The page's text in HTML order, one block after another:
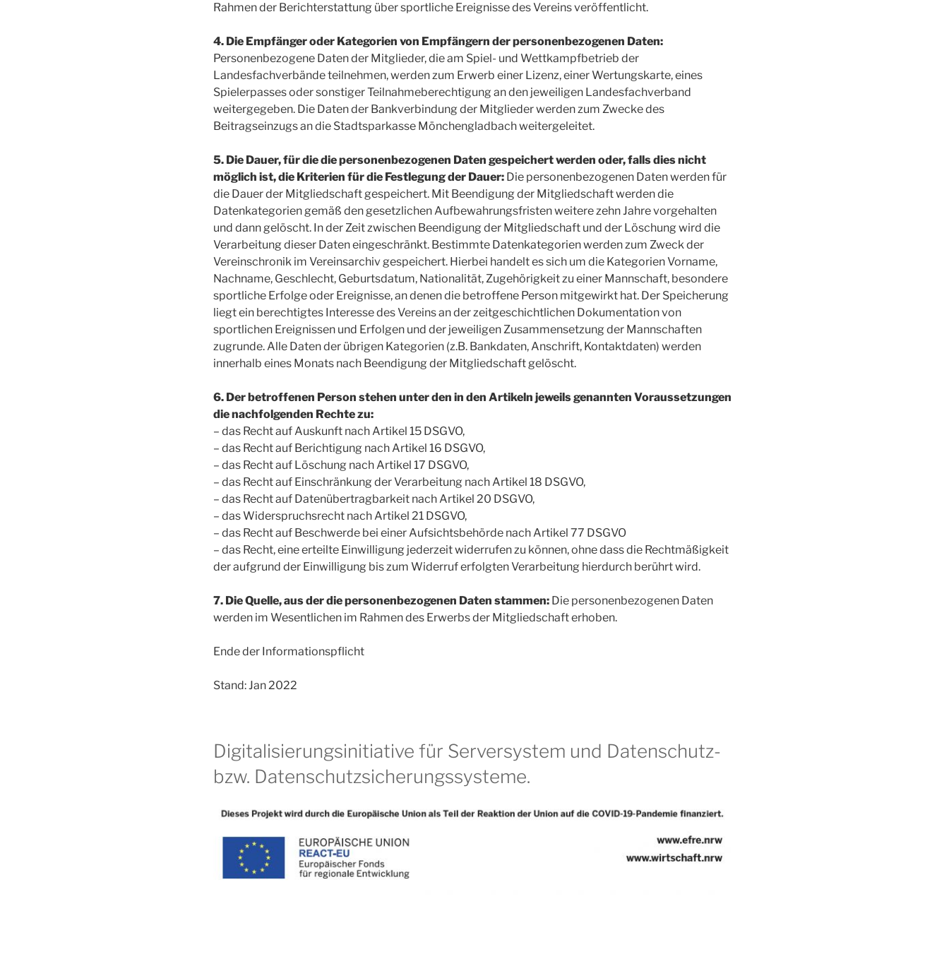
Rahmen der Berichterstattung über sportliche Ereignisse des Vereins veröffentlicht.
4. Die Empfänger oder Kategorien von Empfängern der personenbezogenen Daten:
Personenbezogene Daten der Mitglieder, die am Spiel- und Wettkampfbetrieb der
Landesfachverbände teilnehmen, werden zum Erwerb einer Lizenz, einer Wertungskarte, eines
Spielerpasses oder sonstiger Teilnahmeberechtigung an den jeweiligen Landesfachverband
weitergegeben. Die Daten der Bankverbindung der Mitglieder werden zum Zwecke des
Beitragseinzugs an die Stadtsparkasse Mönchengladbach weitergeleitet.
5. Die Dauer, für die die personenbezogenen Daten gespeichert werden oder, falls dies nicht
möglich ist, die Kriterien für die Festlegung der Dauer: Die personenbezogenen Daten werden für
die Dauer der Mitgliedschaft gespeichert. Mit Beendigung der Mitgliedschaft werden die
Datenkategorien gemäß den gesetzlichen Aufbewahrungsfristen weitere zehn Jahre vorgehalten
und dann gelöscht. In der Zeit zwischen Beendigung der Mitgliedschaft und der Löschung wird die
Verarbeitung dieser Daten eingeschränkt. Bestimmte Datenkategorien werden zum Zweck der
Vereinschronik im Vereinsarchiv gespeichert. Hierbei handelt es sich um die Kategorien Vorname,
Nachname, Geschlecht, Geburtsdatum, Nationalität, Zugehörigkeit zu einer Mannschaft, besondere
sportliche Erfolge oder Ereignisse, an denen die betroffene Person mitgewirkt hat. Der Speicherung
liegt ein berechtigtes Interesse des Vereins an der zeitgeschichtlichen Dokumentation von
sportlichen Ereignissen und Erfolgen und der jeweiligen Zusammensetzung der Mannschaften
zugrunde. Alle Daten der übrigen Kategorien (z.B. Bankdaten, Anschrift, Kontaktdaten) werden
innerhalb eines Monats nach Beendigung der Mitgliedschaft gelöscht.
6. Der betroffenen Person stehen unter den in den Artikeln jeweils genannten Voraussetzungen
die nachfolgenden Rechte zu:
– das Recht auf Auskunft nach Artikel 15 DSGVO,
– das Recht auf Berichtigung nach Artikel 16 DSGVO,
– das Recht auf Löschung nach Artikel 17 DSGVO,
– das Recht auf Einschränkung der Verarbeitung nach Artikel 18 DSGVO,
– das Recht auf Datenübertragbarkeit nach Artikel 20 DSGVO,
– das Widerspruchsrecht nach Artikel 21 DSGVO,
– das Recht auf Beschwerde bei einer Aufsichtsbehörde nach Artikel 77 DSGVO
– das Recht, eine erteilte Einwilligung jederzeit widerrufen zu können, ohne dass die Rechtmäßigkeit
der aufgrund der Einwilligung bis zum Widerruf erfolgten Verarbeitung hierdurch berührt wird.
7. Die Quelle, aus der die personenbezogenen Daten stammen: Die personenbezogenen Daten
werden im Wesentlichen im Rahmen des Erwerbs der Mitgliedschaft erhoben.
Ende der Informationspflicht
Stand: Jan 2022
Digitalisierungsinitiative für Serversystem und Datenschutz-
bzw. Datenschutzsicherungssysteme.